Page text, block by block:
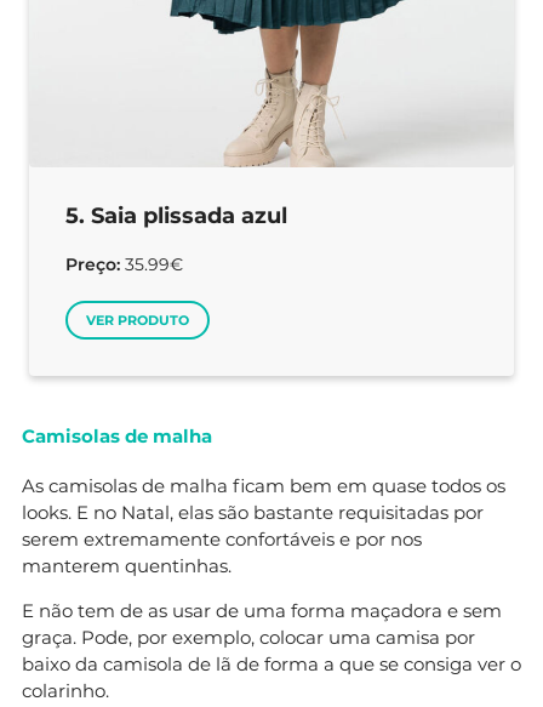
5. Saia plissada azul
Preço: 35.99€
VER PRODUTO
Camisolas de malha
As camisolas de malha ficam bem em quase todos os
looks. E no Natal, elas são bastante requisitadas por
serem extremamente confortáveis e por nos
manterem quentinhas.
E não tem de as usar de uma forma maçadora e sem
graça. Pode, por exemplo, colocar uma camisa por
baixo da camisola de lã de forma a que se consiga ver o
colarinho.